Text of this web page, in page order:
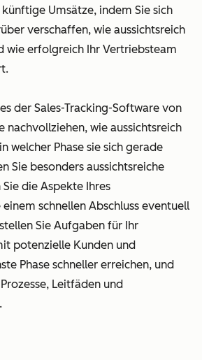
Umsätze, indem Sie sich
verschaffen, wie aussichtsreich
wie erfolgreich Ihr Vertriebsteam
der Sales-Tracking-Software von
nachvollziehen, wie aussichtsreich
welcher Phase sie sich gerade
Sie besonders aussichtsreiche
die Aspekte Ihres
schnellen Abschluss eventuell
Sie Aufgaben für Ihr
potenzielle Kunden und
Phase schneller erreichen, und
Leitfäden und